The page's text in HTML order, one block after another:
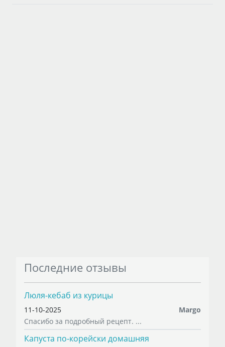
Последние отзывы
Люля-кебаб из курицы
11-10-2025
Margo
Спасибо за подробный рецепт. ...
Капуста по-корейски домашняя